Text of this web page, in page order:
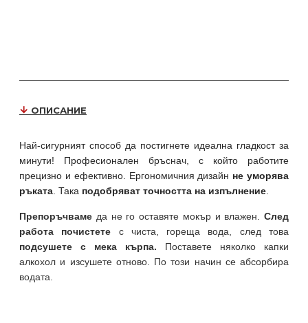
ОПИСАНИЕ
Най-сигурният способ да постигнете идеална гладкост за
минути! Професионален бръснач, с който работите
прецизно и ефективно. Ергономичния дизайн не уморява
ръката. Така подобряват точността на изпълнение.
Препоръчваме да не го оставяте мокър и влажен. След
работа почистете с чиста, гореща вода, след това
подсушете с мека кърпа.
Поставете няколко капки
алкохол и изсушете отново. По този начин се абсорбира
водата.